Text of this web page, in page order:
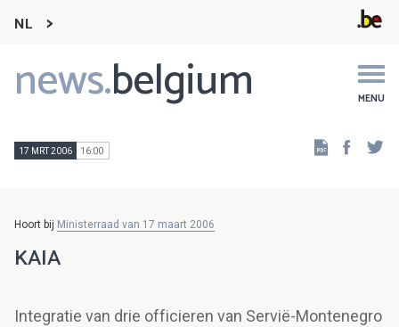
NL
news.belgium MENU
Main
navigation
17 MRT 2006 16:00
Hoort bij Ministerraad van 17 maart 2006
KAIA
Integratie van drie officieren van Servië-Montenegro